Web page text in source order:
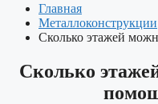
Главная
Металлоконструкции
Сколько этажей
Сколько